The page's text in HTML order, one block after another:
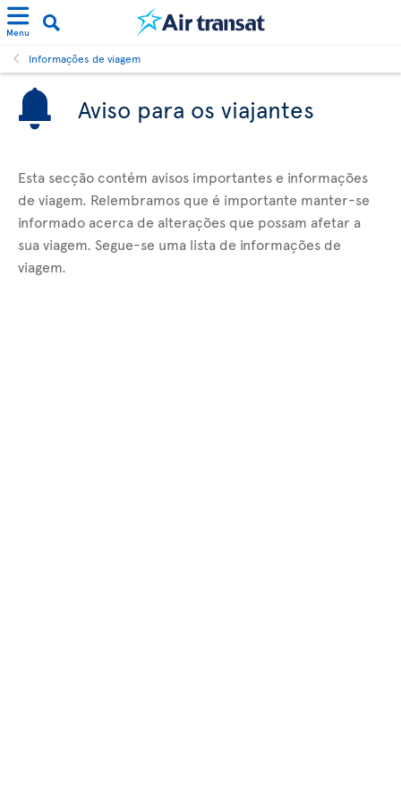
Menu
Informações de viagem
Aviso para os viajantes
Esta secção contém avisos importantes e informações
de viagem. Relembramos que é importante manter-se
informado acerca de alterações que possam afetar a
sua viagem. Segue-se uma lista de informações de
viagem.